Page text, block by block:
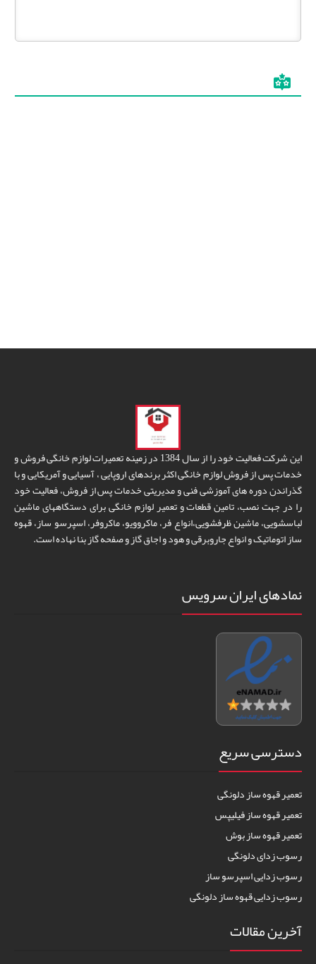
این شرکت فعالیت خود را از سال 1384 در زمینه تعمیرات لوازم خانگی فروش و
خدمات پس از فروش لوازم خانگی اکثر برندهای اروپایی ، آسیایی و آمریکایی و با
گذراندن دوره های آموزشی فنی و مدیریتی خدمات پس از فروش، فعالیت خود
را در جهت نصب، تامین قطعات و تعمیر لوازم خانگی برای دستگاههای ماشین
لباسشویی، ماشین ظرفشویی،انواع فر، ماکروویو، ماکروفر، اسپرسو ساز، قهوه
ساز اتوماتیک و انواع جاروبرقی و هود و اجاق گاز و صفحه گاز بنا نهاده است.
نمادهای ایران سرویس
دسترسی سریع
تعمیر قهوه ساز دلونگی
تعمیر قهوه ساز فیلیپس
تعمیر قهوه ساز بوش
رسوب زدای دلونگی
رسوب زدایی اسپرسو ساز
رسوب زدایی قهوه ساز دلونگی
آخرین مقالات